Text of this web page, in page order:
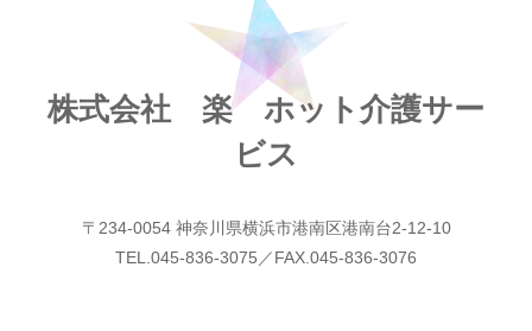
株式会社 楽 ホット介護サー
ビス
〒234-0054 神奈川県横浜市港南区港南台2-12-10
TEL.045-836-3075／FAX.045-836-3076